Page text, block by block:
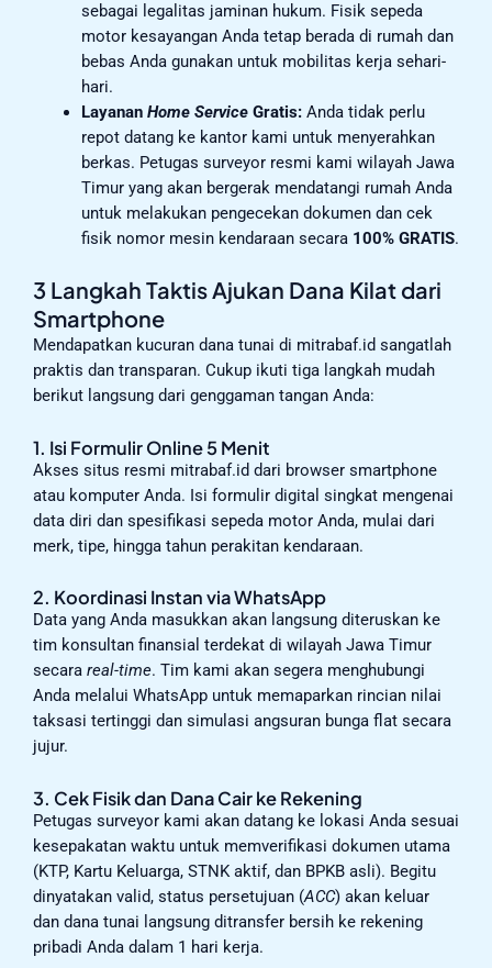
sebagai legalitas jaminan hukum. Fisik sepeda
motor kesayangan Anda tetap berada di rumah dan
bebas Anda gunakan untuk mobilitas kerja sehari-
hari.
Layanan Home ServiceGratis:Anda tidak perlu
repot datang ke kantor kami untuk menyerahkan
berkas. Petugas surveyor resmi kami wilayah Jawa
Timur yang akan bergerak mendatangi rumah Anda
untuk melakukan pengecekan dokumen dan cek
fisik nomor mesin kendaraan secara 100% GRATIS.
3 Langkah Taktis Ajukan Dana Kilat dari
Smartphone
Mendapatkan kucuran dana tunai di mitrabaf.id sangatlah
praktis dan transparan. Cukup ikuti tiga langkah mudah
berikut langsung dari genggaman tangan Anda:
1. Isi Formulir Online 5 Menit
Akses situs resmi mitrabaf.id dari browser smartphone
atau komputer Anda. Isi formulir digital singkat mengenai
data diri dan spesifikasi sepeda motor Anda, mulai dari
merk, tipe, hingga tahun perakitan kendaraan.
2. Koordinasi Instan via WhatsApp
Data yang Anda masukkan akan langsung diteruskan ke
tim konsultan finansial terdekat di wilayah Jawa Timur
secara real-time. Tim kami akan segera menghubungi
Anda melalui WhatsApp untuk memaparkan rincian nilai
taksasi tertinggi dan simulasi angsuran bunga flat secara
jujur.
3. Cek Fisik dan Dana Cair ke Rekening
Petugas surveyor kami akan datang ke lokasi Anda sesuai
kesepakatan waktu untuk memverifikasi dokumen utama
(KTP, Kartu Keluarga, STNK aktif, dan BPKB asli). Begitu
dinyatakan valid, status persetujuan (ACC) akan keluar
dan dana tunai langsung ditransfer bersih ke rekening
pribadi Anda dalam 1 hari kerja.